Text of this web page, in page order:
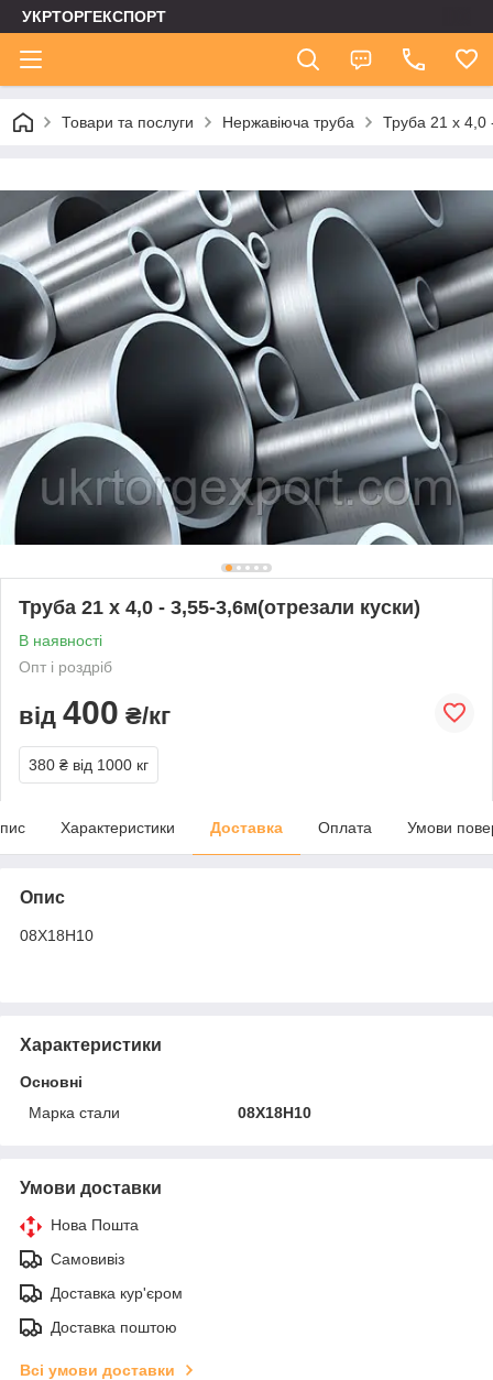
УКРТОРГЕКСПОРТ
Товари та послуги Нержавіюча труба Труба 21 х 4,0
Труба 21 х 4,0 - 3,55-3,6м(отрезали куски)
В наявності
Опт і роздріб
від 400 ₴/кг
380 ₴ від 1000 кг
Характеристики Доставка Оплата Умови
Опис
08Х18Н10
Характеристики
Основні
Марка стали
08Х18Н10
Умови доставки
Нова Пошта
Самовивіз
Доставка кур'єром
Доставка поштою
Всі умови доставки